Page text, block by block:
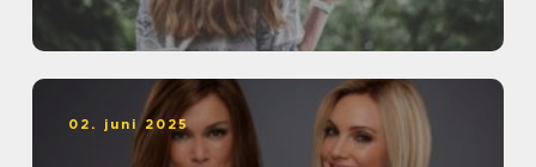
02. juni 2025